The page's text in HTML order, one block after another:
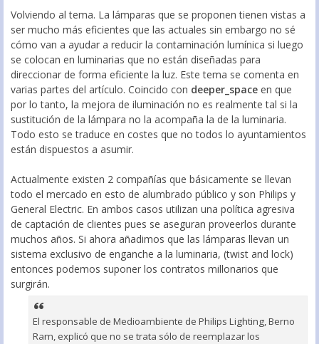
Volviendo al tema. La lámparas que se proponen tienen vistas a
ser mucho más eficientes que las actuales sin embargo no sé
cómo van a ayudar a reducir la contaminación lumínica si luego
se colocan en luminarias que no están diseñadas para
direccionar de forma eficiente la luz. Este tema se comenta en
varias partes del artículo. Coincido con deeper_space en que
por lo tanto, la mejora de iluminación no es realmente tal si la
sustitución de la lámpara no la acompaña la de la luminaria.
Todo esto se traduce en costes que no todos lo ayuntamientos
están dispuestos a asumir.
Actualmente existen 2 compañías que básicamente se llevan
todo el mercado en esto de alumbrado público y son Philips y
General Electric. En ambos casos utilizan una política agresiva
de captación de clientes pues se aseguran proveerlos durante
muchos años. Si ahora añadimos que las lámparas llevan un
sistema exclusivo de enganche a la luminaria, (twist and lock)
entonces podemos suponer los contratos millonarios que
surgirán.
El responsable de Medioambiente de Philips Lighting, Berno
Ram, explicó que no se trata sólo de reemplazar los